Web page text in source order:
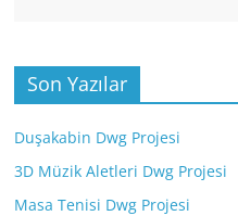
Son Yazılar
Duşakabin Dwg Projesi
3D Müzik Aletleri Dwg Projesi
Masa Tenisi Dwg Projesi